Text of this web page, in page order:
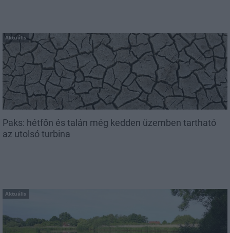
Aktuális
Paks: hétfőn és talán még kedden üzemben tartható
az utolsó turbina
Aktuális